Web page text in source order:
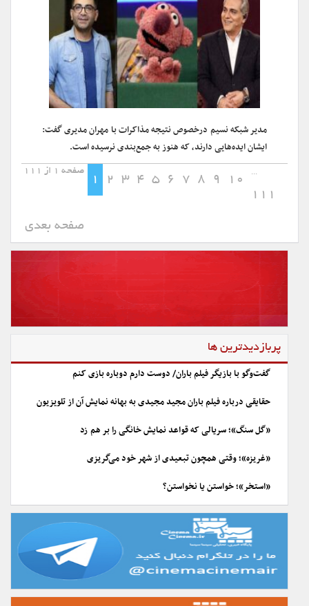
مدیر شبکه نسیم درخصوص نتیجه مذاکرات با مهران مدیری گفت:
ایشان ایده‌هایی دارند، که هنوز به جمع‌بندی نرسیده است.
صفحه 1 از 111
1 2 3 4 5 6 7 8 9 10
...
111
صفحه بعدی
پربازدیدترین ها
گفت‌وگو با بازیگر فیلم باران/ دوست دارم دوباره بازی کنم
حقایقی درباره فیلم باران مجید مجیدی به بهانه نمایش آن از تلویزیون
«گل سنگ»؛ سریالی که قواعد نمایش خانگی را بر هم زد
«غریزه»؛ وقتی همچون تبعیدی از شهر خود می‌گریزی
«استخر»؛ خواستن یا نخواستن؟